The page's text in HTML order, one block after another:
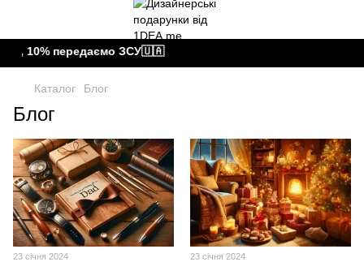
10% передаємо ЗСУ🇺🇦
Каталог Блог
Блог
23 січня 2024 23 січня 2024